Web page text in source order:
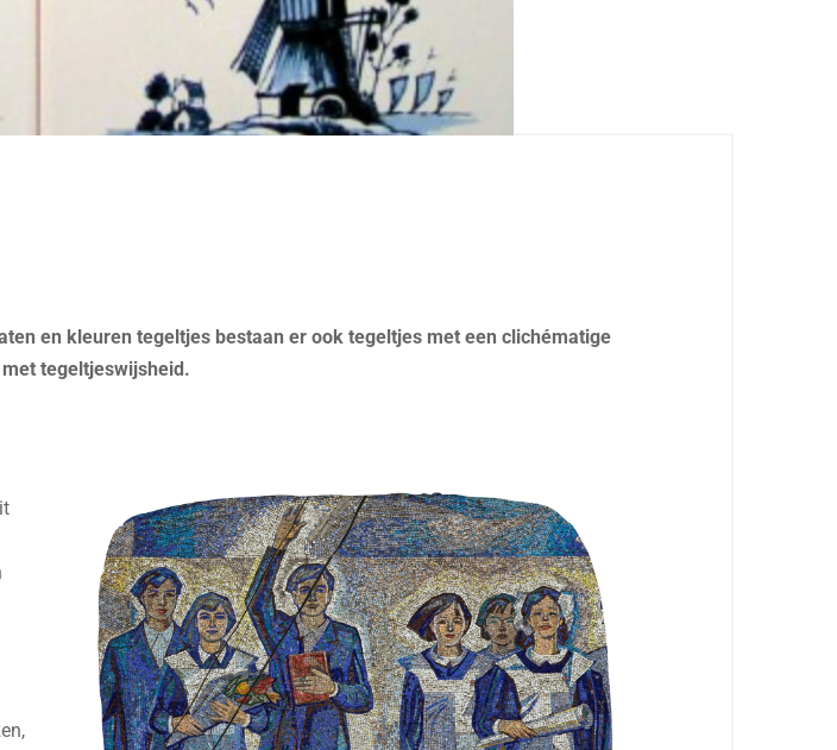
en kleuren tegeltjes bestaan er ook tegeltjes met een clichématige
tegeltjeswijsheid.